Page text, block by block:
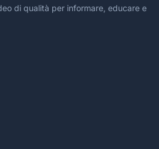
di qualità per informare, educare e